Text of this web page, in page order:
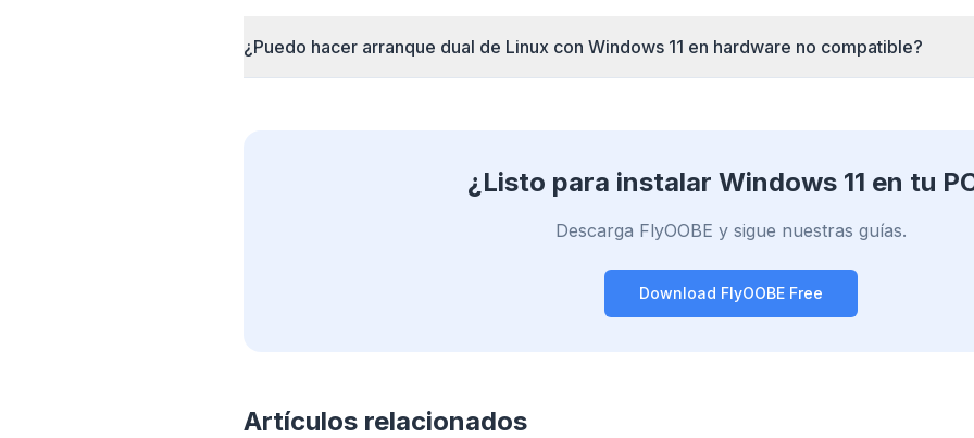
¿Puedo hacer arranque dual de Linux con Windows 11 en hardware no compatible?
¿Listo para instalar Windows 11 en tu
Descarga FlyOOBE y sigue nuestras guías.
Download FlyOOBE Free
Artículos relacionados